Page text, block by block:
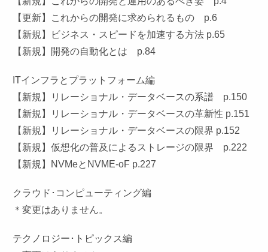
【更新】これからの開発に求められるもの p.6
【新規】ビジネス・スピードを加速する方法 p.65
【新規】開発の自動化とは p.84
ITインフラとプラットフォーム編
【新規】リレーショナル・データベースの系譜 p.150
【新規】リレーショナル・データベースの革新性 p.151
【新規】リレーショナル・データベースの限界 p.152
【新規】仮想化の普及によるストレージの限界 p.222
【新規】NVMeとNVME-oF p.227
クラウド･コンピューティング編
＊変更はありません。
テクノロジー･トピックス編